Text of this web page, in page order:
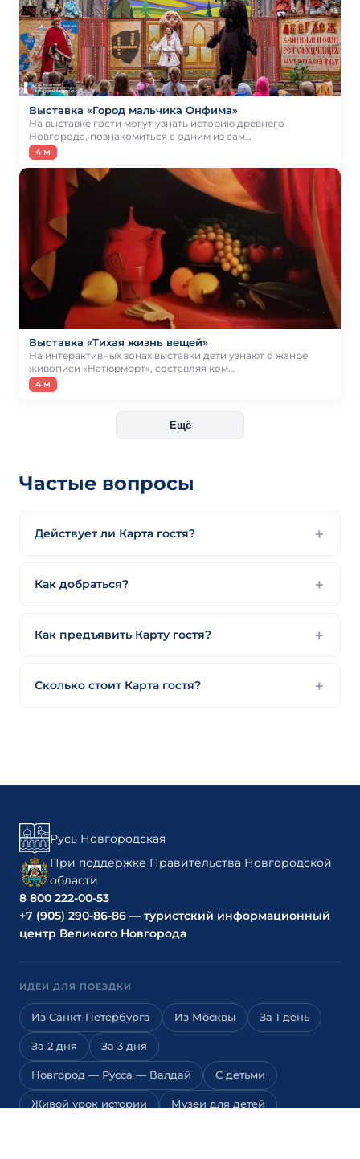
Выставка «Город мальчика Онфима»
На выставке гости могут узнать историю древнего
Новгорода, познакомиться с одним из сам…
4 м
Выставка «Тихая жизнь вещей»
На интерактивных зонах выставки дети узнают о жанре
живописи «Натюрморт», составляя ком…
4 м
Ещё
Частые вопросы
Действует ли Карта гостя?
Как добраться?
Как предъявить Карту гостя?
Сколько стоит Карта гостя?
Русь Новгородская
При поддержке Правительства Новгородской
области
8 800 222-00-53
+7 (905) 290-86-86 — туристский информационный
центр Великого Новгорода
ИДЕИ ДЛЯ ПОЕЗДКИ
Из Санкт-Петербурга Из Москвы За 1 день
За 2 дня За 3 дня
Новгород — Русса — Валдай С детьми
Живой урок истории Музеи для детей